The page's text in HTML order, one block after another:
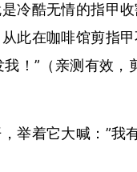
冷酷无情的指甲
此在咖啡馆剪指
！”（亲测有效，
举着它大喊：”我